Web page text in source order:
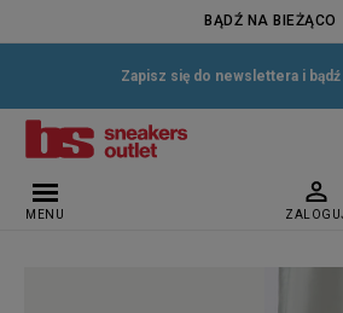
BĄDŹ NA BIEŻĄCO
Zapisz się do newslettera i bądź
MENU